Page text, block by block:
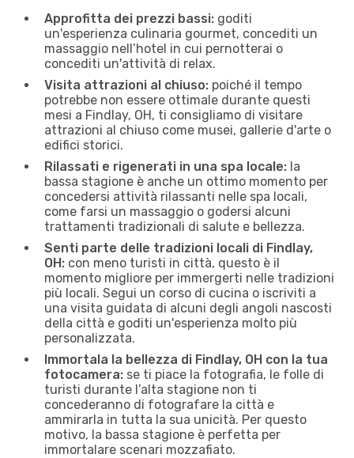
Approfitta dei prezzi bassi: goditi
un'esperienza culinaria gourmet, concediti un
massaggio nell’hotel in cui pernotterai o
concediti un'attività di relax.
Visita attrazioni al chiuso: poiché il tempo
potrebbe non essere ottimale durante questi
mesi a Findlay, OH, ti consigliamo di visitare
attrazioni al chiuso come musei, gallerie d'arte o
edifici storici.
Rilassati e rigenerati in una spa locale: la
bassa stagione è anche un ottimo momento per
concedersi attività rilassanti nelle spa locali,
come farsi un massaggio o godersi alcuni
trattamenti tradizionali di salute e bellezza.
Senti parte delle tradizioni locali di Findlay,
OH: con meno turisti in città, questo è il
momento migliore per immergerti nelle tradizioni
più locali. Segui un corso di cucina o iscriviti a
una visita guidata di alcuni degli angoli nascosti
della città e goditi un'esperienza molto più
personalizzata.
Immortala la bellezza di Findlay, OH con la tua
fotocamera: se ti piace la fotografia, le folle di
turisti durante l’alta stagione non ti
concederanno di fotografare la città e
ammirarla in tutta la sua unicità. Per questo
motivo, la bassa stagione è perfetta per
immortalare scenari mozzafiato.